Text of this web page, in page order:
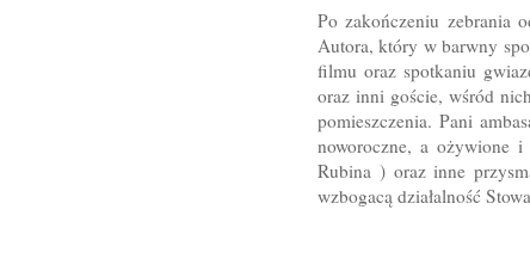
Po zakończeniu zebrania
Autora, który w barwny
filmu oraz spotkaniu
oraz inni goście, wśród
pomieszczenia. Pani
noworoczne, a ożywione
Rubina ) oraz inne
wzbogacą działalność